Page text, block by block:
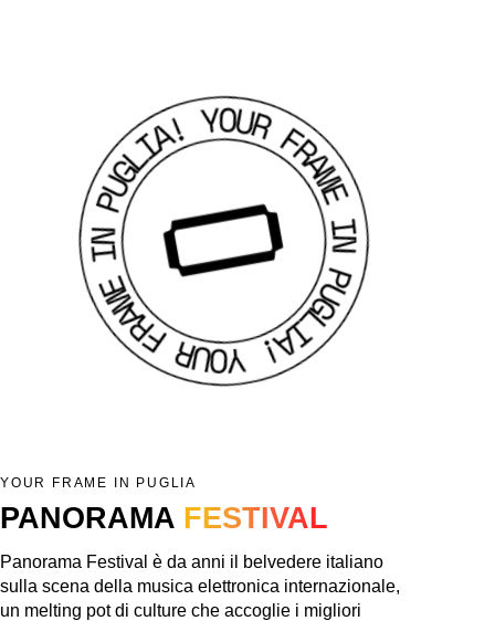
YOUR FRAME IN PUGLIA
PANORAMA FESTIVAL
Panorama Festival è da anni il belvedere italiano
sulla scena della musica elettronica internazionale,
un melting pot di culture che accoglie i migliori